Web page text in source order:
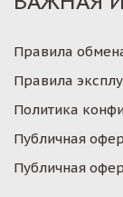
Правила
Правила
Политика
Публичная
Публичная